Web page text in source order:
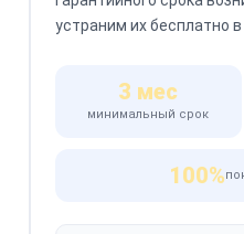
устраним их бесплатно
3 мес
минимальный срок
100%